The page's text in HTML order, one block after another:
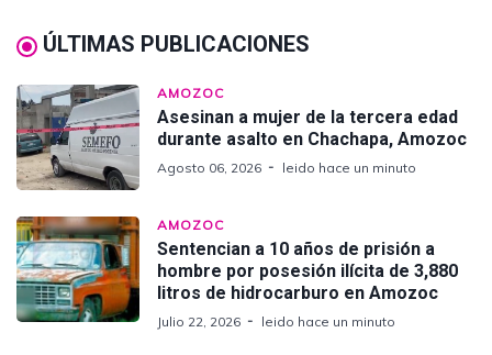
ÚLTIMAS PUBLICACIONES
AMOZOC
Asesinan a mujer de la tercera edad
durante asalto en Chachapa, Amozoc
Agosto 06, 2026 leido hace un minuto
AMOZOC
Sentencian a 10 años de prisión a
hombre por posesión ilícita de 3,880
litros de hidrocarburo en Amozoc
Julio 22, 2026 leido hace un minuto